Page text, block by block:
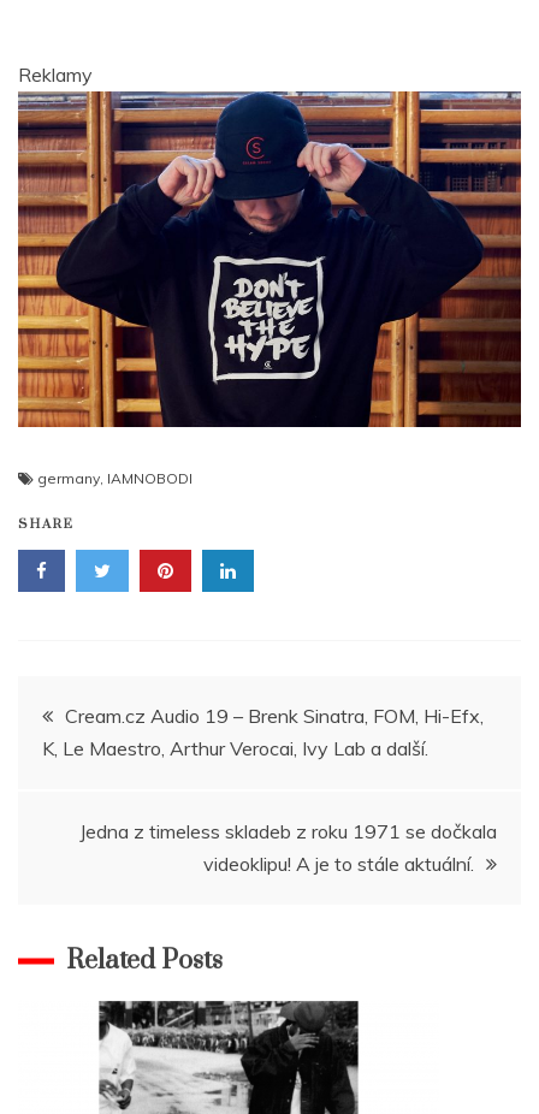
Reklamy
germany, IAMNOBODI
SHARE
Navigace
pro
příspěvek
Cream.cz Audio 19 – Brenk Sinatra, FOM, Hi-Efx,
K, Le Maestro, Arthur Verocai, Ivy Lab a další.
Jedna z timeless skladeb z roku 1971 se dočkala
videoklipu! A je to stále aktuální.
Related Posts